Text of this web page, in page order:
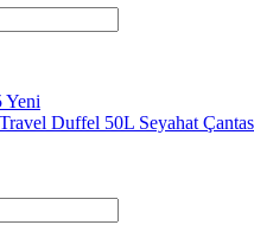
Yeni
Travel Duffel 50L Seyahat